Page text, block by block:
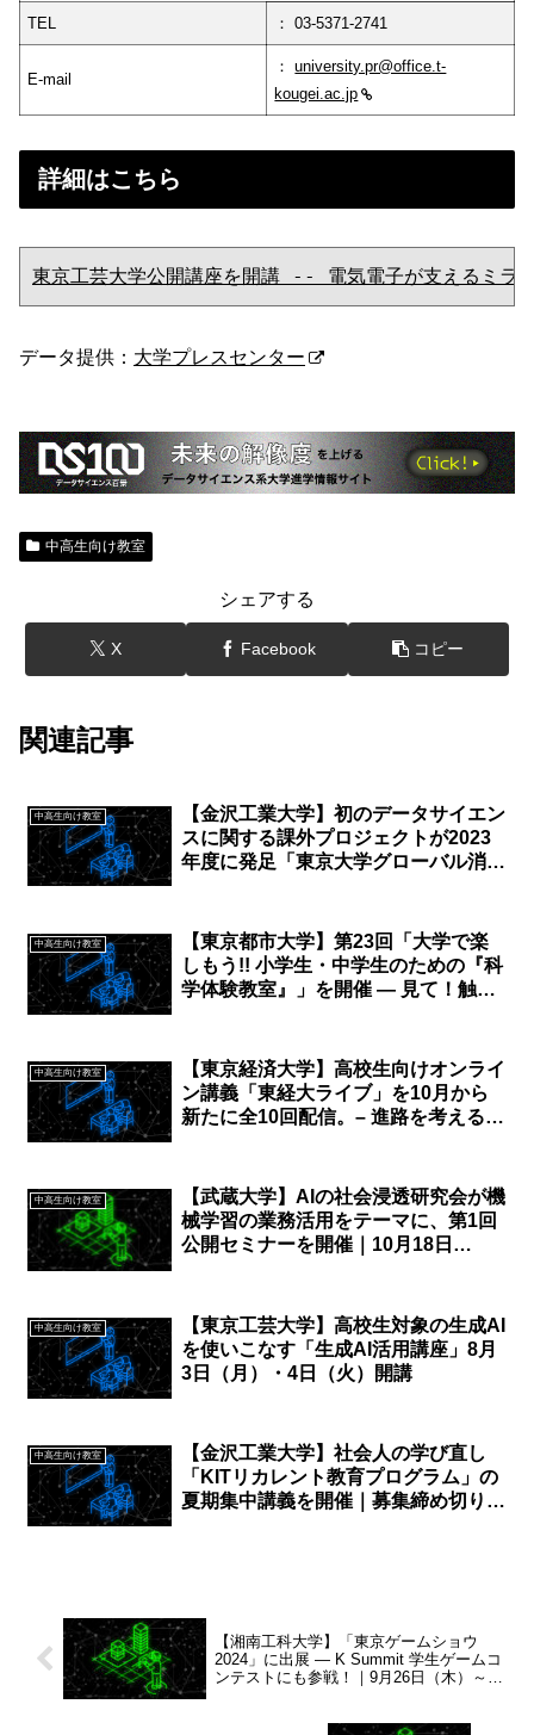
TEL ： 03-5371-2741
E-mail
：university.pr@office.t-
kougei.ac.jp
詳細はこちら
東京工芸大学公開講座を開講 -- 電気電子が支えるミラ
データ提供： 大学プレスセンター
中高生向け教室
シェアする
X Facebook コピー
関連記事
中高生向け教室
【金沢工業大学】初のデータサイエン
スに関する課外プロジェクトが2023
年度に発足「東京大学グローバル消費
加を通じて、社会課題を解決できるデ
ータサイエンティストを目指す
中高生向け教室
【東京都市大学】第23回「大学で楽
しもう!! 小学生・中学生のための『科
学体験教室』」を開催 ― 見て！触れ
中高生向け教室
【東京経済大学】高校生向けオンライ
ン講義「東経大ライブ」を10月から
新たに全10回配信。– 進路を考えるヒ
中高生向け教室
【武蔵大学】AIの社会浸透研究会が機
械学習の業務活用をテーマに、第1回
公開セミナーを開催｜10月18日
中高生向け教室
【東京工芸大学】高校生対象の生成AI
を使いこなす「生成AI活用講座」8月
3日（月）・4日（火）開講
中高生向け教室
【金沢工業大学】社会人の学び直し
「KITリカレント教育プログラム」の
夏期集中講義を開催｜募集締め切り7
【湘南工科大学】「東京ゲームショウ
2024」に出展 — K Summit 学生ゲームコ
ンテストにも参戦！｜9月26日（木）～9